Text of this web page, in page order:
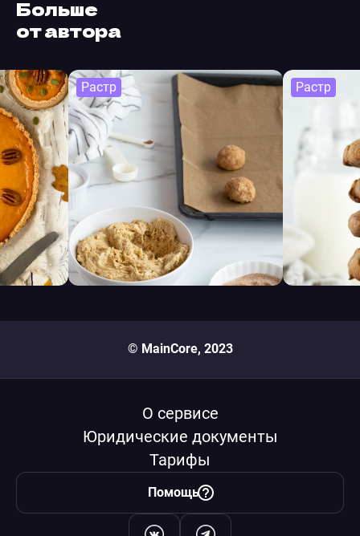
Больше
от автора
Растр Растр
© MainCore, 2023
О сервисе
Юридические документы
Тарифы
Помощь